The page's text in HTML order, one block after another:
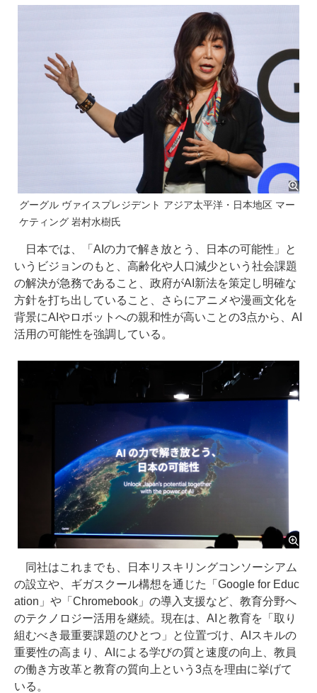
グーグル ヴァイスプレジデント アジア太平洋・日本地区 マー
ケティング 岩村水樹氏
日本では、「AIの力で解き放とう、日本の可能性」と
いうビジョンのもと、高齢化や人口減少という社会課題
の解決が急務であること、政府がAI新法を策定し明確な
方針を打ち出していること、さらにアニメや漫画文化を
背景にAIやロボットへの親和性が高いことの3点から、AI
活用の可能性を強調している。
同社はこれまでも、日本リスキリングコンソーシアム
の設立や、ギガスクール構想を通じた「Google for Educ
ation」や「Chromebook」の導入支援など、教育分野へ
のテクノロジー活用を継続。現在は、AIと教育を「取り
組むべき最重要課題のひとつ」と位置づけ、AIスキルの
重要性の高まり、AIによる学びの質と速度の向上、教員
の働き方改革と教育の質向上という3点を理由に挙げて
いる。